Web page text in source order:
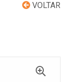
VOLTAR